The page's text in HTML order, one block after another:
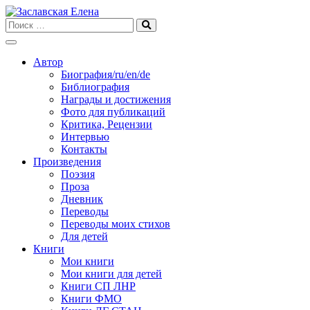
Skip
to
content
Автор
Биография/ru/en/de
Библиография
Награды и достижения
Фото для публикаций
Критика, Рецензии
Интервью
Контакты
Произведения
Поэзия
Проза
Дневник
Переводы
Переводы моих стихов
Для детей
Книги
Мои книги
Мои книги для детей
Книги СП ЛНР
Книги ФМО